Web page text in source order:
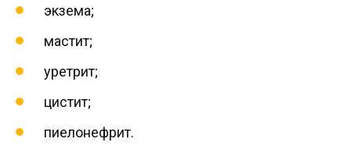
экзема;
мастит;
уретрит;
цистит;
пиелонефрит.